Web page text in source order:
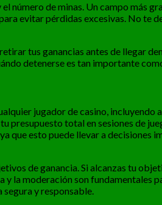
número de minas. Un campo más
evitar pérdidas excesivas. No te
tus ganancias antes de llegar
detenerse es tan importante
jugador de casino,
total en sesiones de
esto puede llevar a decisiones
de ganancia. Si alcanzas tu
la moderación son fundamentales
y responsable.